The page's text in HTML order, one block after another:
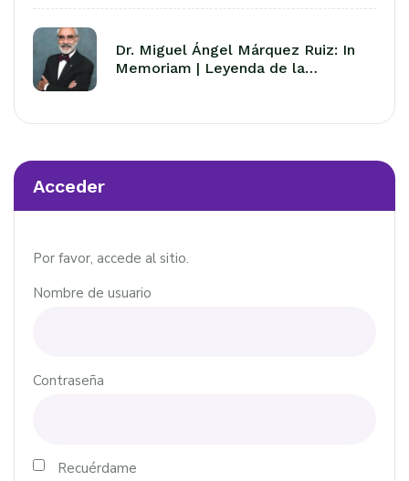
Dr. Miguel Ángel Márquez Ruiz: In
Memoriam | Leyenda de la
Acceder
Por favor, accede al sitio.
Nombre de usuario
Contraseña
Recuérdame